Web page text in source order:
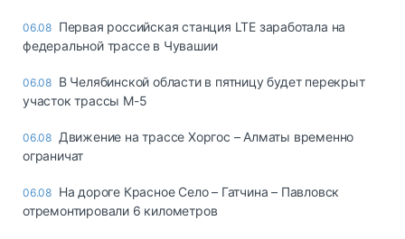
06.08 Первая российская станция LTE заработала на
федеральной трассе в Чувашии
06.08 В Челябинской области в пятницу будет перекрыт
участок трассы М-5
06.08 Движение на трассе Хоргос – Алматы временно
ограничат
06.08 На дороге Красное Село – Гатчина – Павловск
отремонтировали 6 километров